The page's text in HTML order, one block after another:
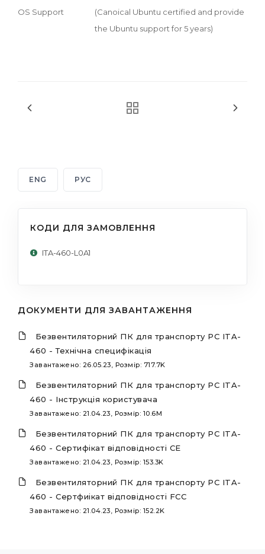
OS Support
(Canoical Ubuntu certified and provide
the Ubuntu support for 5 years)
ENG РУС
КОДИ ДЛЯ ЗАМОВЛЕННЯ
ITA-460-L0A1
ДОКУМЕНТИ ДЛЯ ЗАВАНТАЖЕННЯ
Безвентиляторний ПК для транспорту PC ITA-
460 - Технічна специфікація
Завантажено: 26.05.23, Розмір: 717.7K
Безвентиляторний ПК для транспорту PC ITA-
460 - Інструкція користувача
Завантажено: 21.04.23, Розмір: 10.6M
Безвентиляторний ПК для транспорту PC ITA-
460 - Сертифікат відповідності CE
Завантажено: 21.04.23, Розмір: 153.3K
Безвентиляторний ПК для транспорту PC ITA-
460 - Сертфиікат відповідності FCC
Завантажено: 21.04.23, Розмір: 152.2K